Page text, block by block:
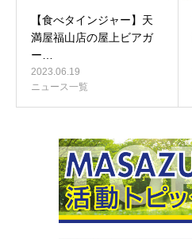
【食べタインジャー】天
満屋福山店の屋上ビアガ
ー…
2023.06.19
ニュース一覧